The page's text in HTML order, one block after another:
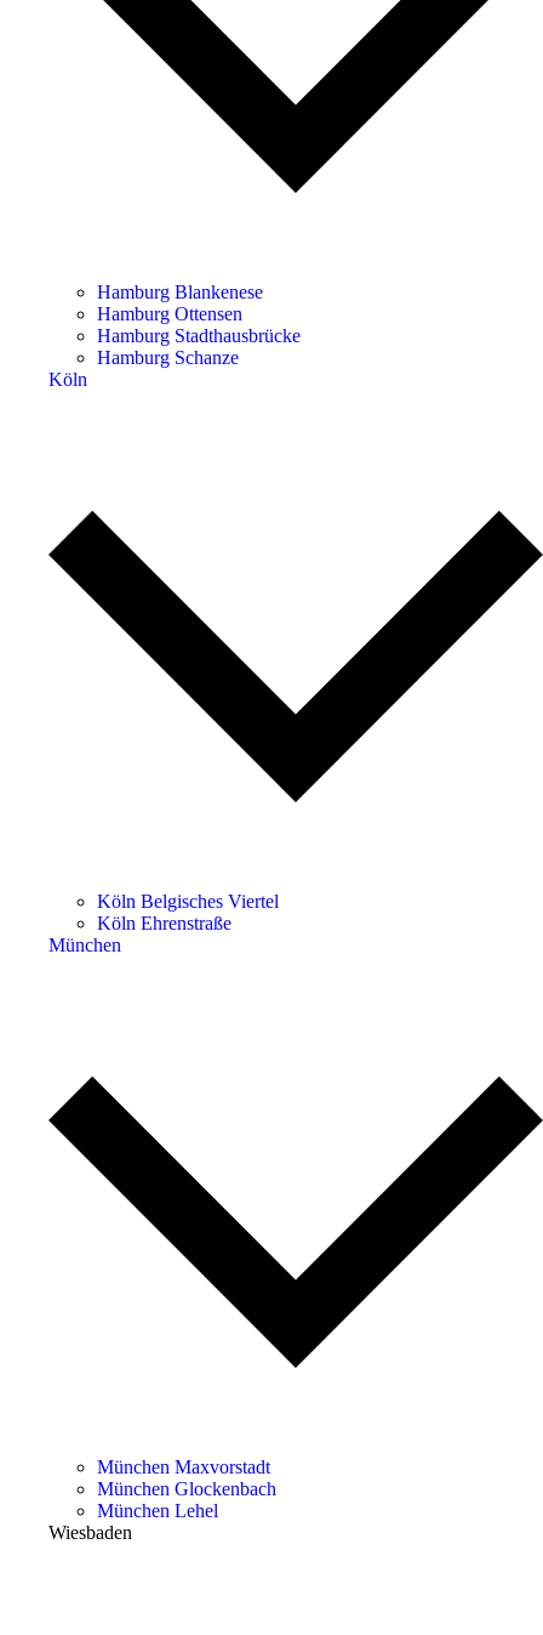
Hamburg Blankenese
Hamburg Ottensen
Hamburg Stadthausbrücke
Hamburg Schanze
Köln
Köln Belgisches Viertel
Köln Ehrenstraße
München
München Maxvorstadt
München Glockenbach
München Lehel
Wiesbaden